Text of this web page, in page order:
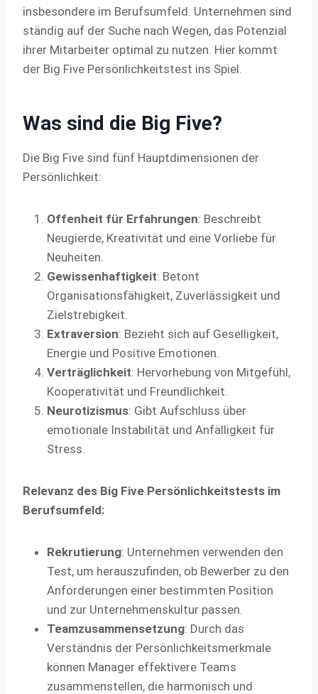
insbesondere im Berufsumfeld. Unternehmen sind
ständig auf der Suche nach Wegen, das Potenzial
ihrer Mitarbeiter optimal zu nutzen. Hier kommt
der Big Five Persönlichkeitstest ins Spiel.
Was sind die Big Five?
Die Big Five sind fünf Hauptdimensionen der
Persönlichkeit:
Offenheit für Erfahrungen: Beschreibt
Neugierde, Kreativität und eine Vorliebe für
Neuheiten.
Gewissenhaftigkeit: Betont
Organisationsfähigkeit, Zuverlässigkeit und
Zielstrebigkeit.
Extraversion: Bezieht sich auf Geselligkeit,
Energie und Positive Emotionen.
Verträglichkeit: Hervorhebung von Mitgefühl,
Kooperativität und Freundlichkeit.
Neurotizismus: Gibt Aufschluss über
emotionale Instabilität und Anfälligkeit für
Stress.
Relevanz des Big Five Persönlichkeitstests im
Berufsumfeld:
Rekrutierung: Unternehmen verwenden den
Test, um herauszufinden, ob Bewerber zu den
Anforderungen einer bestimmten Position
und zur Unternehmenskultur passen.
Teamzusammensetzung: Durch das
Verständnis der Persönlichkeitsmerkmale
können Manager effektivere Teams
zusammenstellen, die harmonisch und